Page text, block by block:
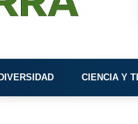
CIENCIA Y